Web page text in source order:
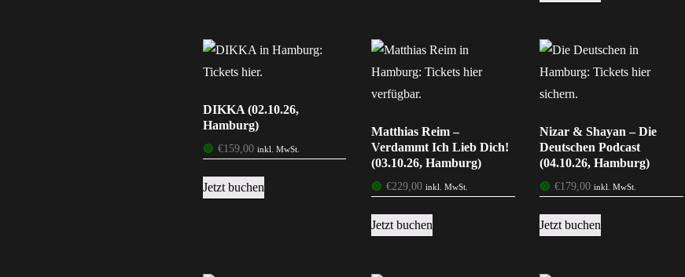
DIKKA (02.10.26,
Hamburg)
🟢 €159,00 inkl. MwSt.
Jetzt buchen
Matthias Reim –
Verdammt Ich Lieb Dich!
(03.10.26, Hamburg)
🟢 €229,00 inkl. MwSt.
Jetzt buchen
Nizar & Shayan – Die
Deutschen Podcast
(04.10.26, Hamburg)
🟢 €179,00 inkl. MwSt.
Jetzt buchen